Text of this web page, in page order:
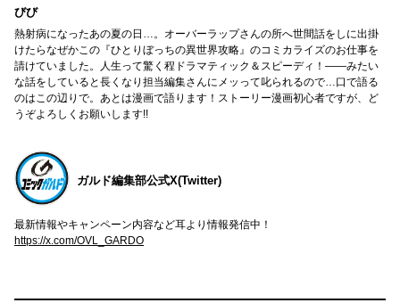
びび
熱射病になったあの夏の日…。オーバーラップさんの所へ世間話をしに出掛
けたらなぜかこの『ひとりぼっちの異世界攻略』のコミカライズのお仕事を
請けていました。人生って驚く程ドラマティック＆スピーディ！――みたい
な話をしていると長くなり担当編集さんにメッって叱られるので…口で語る
のはこの辺りで。あとは漫画で語ります！ストーリー漫画初心者ですが、ど
うぞよろしくお願いします!!
ガルド編集部公式X(Twitter)
最新情報やキャンペーン内容など耳より情報発信中！
https://x.com/OVL_GARDO